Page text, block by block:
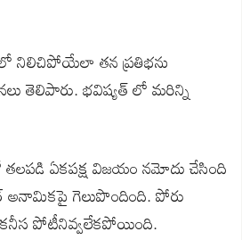
నిలిచిపోయేలా తన ప్రతిభను
తెలిపారు. భవిష్యత్ లో మరిన్ని
ఏకపక్ష విజయం నమోదు చేసింది
అనామికపై గెలుపొందింది. పోరు
కనీస పోటీనివ్వలేకపోయింది.